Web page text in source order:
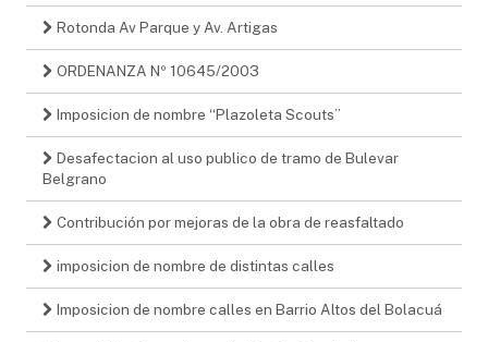
Rotonda Av Parque y Av. Artigas
ORDENANZA Nº 10645/2003
Imposicion de nombre “Plazoleta Scouts”
Desafectacion al uso publico de tramo de Bulevar
Belgrano
Contribución por mejoras de la obra de reasfaltado
imposicion de nombre de distintas calles
Imposicion de nombre calles en Barrio Altos del Bolacuá